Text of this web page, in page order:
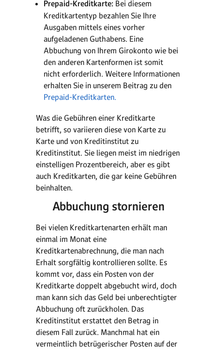
Prepaid-Kreditkarte: Bei diesem
Kreditkartentyp bezahlen Sie Ihre
Ausgaben mittels eines vorher
aufgeladenen Guthabens. Eine
Abbuchung von Ihrem Girokonto wie bei
den anderen Kartenformen ist somit
nicht erforderlich. Weitere Informationen
erhalten Sie in unserem Beitrag zu den
Prepaid-Kreditkarten.
Was die Gebühren einer Kreditkarte
betrifft, so variieren diese von Karte zu
Karte und von Kreditinstitut zu
Kreditinstitut. Sie liegen meist im niedrigen
einstelligen Prozentbereich, aber es gibt
auch Kreditkarten, die gar keine Gebühren
beinhalten.
Abbuchung stornieren
Bei vielen Kreditkartenarten erhält man
einmal im Monat eine
Kreditkartenabrechnung, die man nach
Erhalt sorgfältig kontrollieren sollte. Es
kommt vor, dass ein Posten von der
Kreditkarte doppelt abgebucht wird, doch
man kann sich das Geld bei unberechtigter
Abbuchung oft zurückholen. Das
Kreditinstitut erstattet den Betrag in
diesem Fall zurück. Manchmal hat ein
vermeintlich betrügerischer Posten auf der